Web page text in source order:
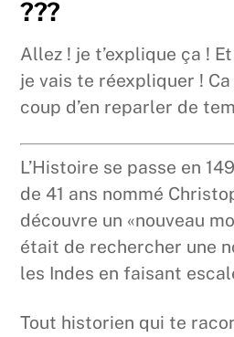
???
Allez ! je t’explique ça !
je vais te réexpliquer !
coup d’en reparler de
L’Histoire se passe en
de 41 ans nommé
découvre un «nouveau
était de rechercher une
les Indes en faisant
Tout historien qui te